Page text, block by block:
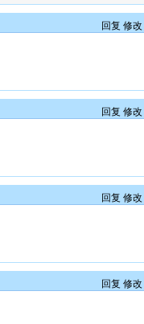
回复 修改
回复 修改
回复 修改
回复 修改